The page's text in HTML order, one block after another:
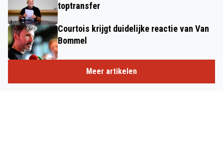
toptransfer
Courtois krijgt duidelijke reactie van Van
Bommel
Meer artikelen